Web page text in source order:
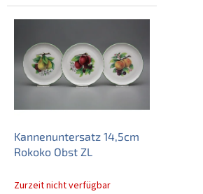
Kannenuntersatz 14,5cm
Rokoko Obst ZL
Zurzeit nicht verfügbar